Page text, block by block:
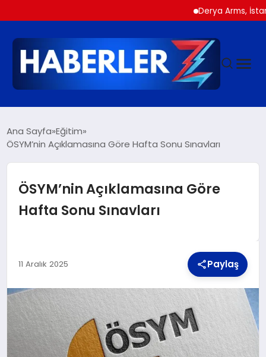
Derya Arms, İstanbul
DÜNYA
SPOR
TEKNOLOJI
MAGAZIN
Ana Sayfa Eğitim
ÖSYM’nin Açıklamasına Göre Hafta Sonu Sınavları
ÖSYM’nin Açıklamasına Göre
Hafta Sonu Sınavları
11 Aralık 2025 Paylaş